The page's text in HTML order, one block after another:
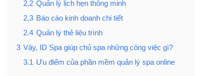
2.2 Quản lý lịch hẹn thông minh
2.3 Báo cáo kinh doanh chi tiết
2.4 Quản lý thẻ liệu trình
3 Vậy, ID Spa giúp chủ spa những công việc gì?
3.1 Ưu điểm của phần mềm quản lý spa online